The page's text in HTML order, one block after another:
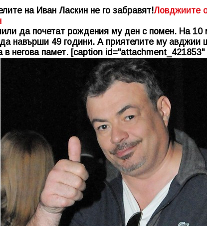
на Иван Ласкин не го забравят!Ловджиите
да почетат рождения му ден с помен. На 10
навърши 49 години. А приятелите му авджии
в негова памет. [caption